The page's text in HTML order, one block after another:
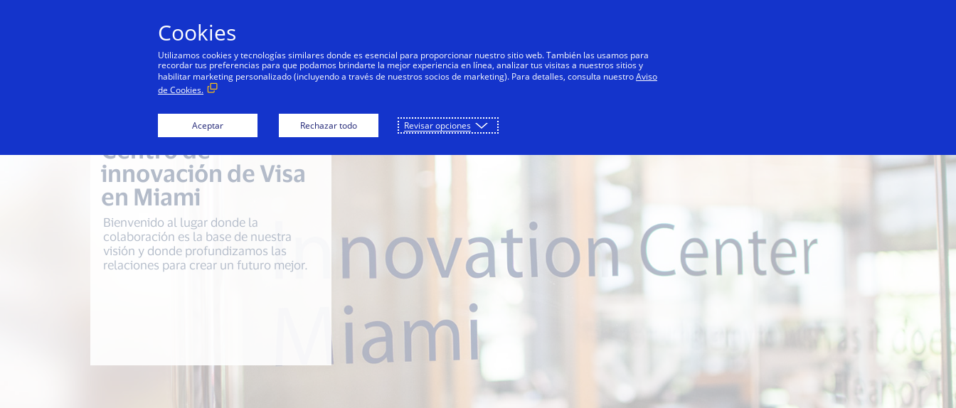
Personas Negocios Innovadores Todos
Centro de
innovación de Visa
en Miami
Bienvenido al lugar donde la
colaboración es la base de nuestra
visión y donde profundizamos las
relaciones para crear un futuro mejor.
Cookies
Utilizamos cookies y tecnologías similares donde es esencial para proporcionar nuestro sitio web. También las usamos para
recordar tus preferencias para que podamos brindarte la mejor experiencia en línea, analizar tus visitas a nuestros sitios y
habilitar marketing personalizado (incluyendo a través de nuestros socios de marketing). Para detalles, consulta nuestroAviso
de Cookies.
Aceptar Rechazar todo Revisar opciones